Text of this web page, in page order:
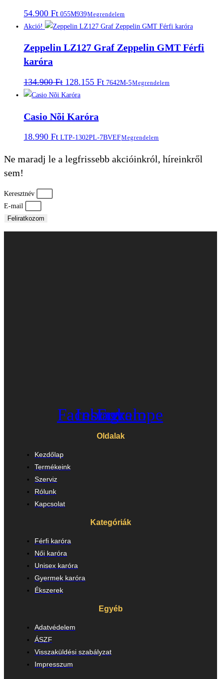
54.900 Ft 055M939Megrendelem
Akció!
Zeppelin LZ127 Graf Zeppelin GMT Férfi
karóra
134.900Ft Original
price
was:
128.155 FtCurrent
price
7642M-5Megrendelem
Casio Nõi Karóra
18.990 Ft LTP-1302PL-7BVEFMegrendelem
Ne maradj le a legfrissebb akcióinkról, híreinkről
sem!
Keresztnév
E-mail
Feliratkozom
Facebook
Instagram
Envelope
Oldalak
Kezdőlap
Termékeink
Szerviz
Rólunk
Kapcsolat
Kategóriák
Férfi karóra
Női karóra
Unisex karóra
Gyermek karóra
Ékszerek
Egyéb
Adatvédelem
ÁSZF
Visszaküldési szabályzat
Impresszum